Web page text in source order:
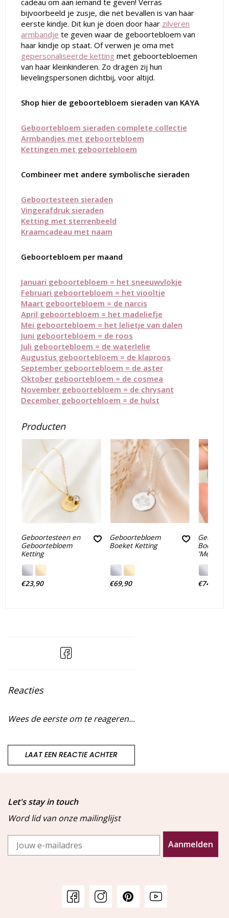
cadeau om aan iemand te geven! Verras
bijvoorbeeld je zusje, die net bevallen is van haar
eerste kindje. Dit kun je doen door haar zilveren
armbandje te geven waar de geboortebloem van
haar kindje op staat. Of verwen je oma met
gepersonaliseerde ketting met geboortebloemen
van haar kleinkinderen. Zo dragen zij hun
lievelingspersonen dichtbij, voor altijd.
Shop hier de geboortebloem sieraden van KAYA
Geboortebloem sieraden complete collectie
Armbandjes met geboortebloem
Kettingen met geboortebloem
Combineer met andere symbolische sieraden
Geboortesteen sieraden
Vingerafdruk sieraden
Ketting met sterrenbeeld
Kraamcadeau met naam
Geboortebloem per maand
Januari geboortebloem = het sneeuwvlokje
Februari geboortebloem = het viooltje
Maart geboortebloem = de narcis
April geboortebloem = het madeliefje
Mei geboortebloem = het lelietje van dalen
Juni geboortebloem = de roos
Juli geboortebloem = de waterlelie
Augustus geboortebloem = de klaproos
September geboortebloem = de aster
Oktober geboortebloem = de cosmea
November geboortebloem = de chrysant
December geboortebloem = de hulst
Producten
Geboortesteen en
Geboortebloem
Ketting
€23,90
Geboortebloem
Boeket Ketting
€69,90
Boeket
€74,90
Reacties
Wees de eerste om te reageren...
LAAT EEN REACTIE ACHTER
Let's stay in touch
Word lid van onze mailinglijst
Email
Aanmelden